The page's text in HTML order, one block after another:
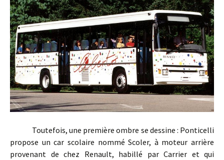
Toutefois, une première ombre se dessine : Ponticelli
propose un car scolaire nommé Scoler, à moteur arrière
provenant de chez Renault, habillé par Carrier et qui